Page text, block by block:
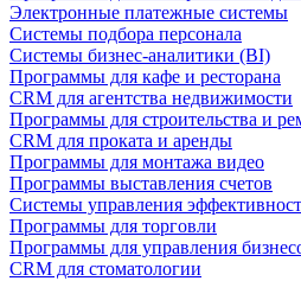
Электронные платежные системы
Системы подбора персонала
Системы бизнес-аналитики (BI)
Программы для кафе и ресторана
CRM для агентства недвижимости
Программы для строительства и
CRM для проката и аренды
Программы для монтажа видео
Программы выставления счетов
Системы управления
Программы для торговли
Программы для управления
CRM для стоматологии